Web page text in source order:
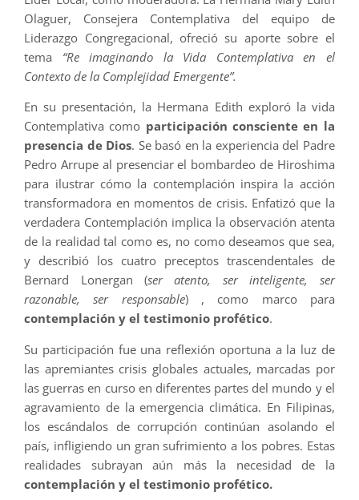
Olaguer, Consejera Contemplativa del equipo de
Liderazgo Congregacional, ofreció su aporte sobre el
tema “Re imaginando la Vida Contemplativa en el
Contexto de la Complejidad Emergente”.
En su presentación, la Hermana Edith exploró la vida
Contemplativa como participación consciente en la
presencia de Dios. Se basó en la experiencia del Padre
Pedro Arrupe al presenciar el bombardeo de Hiroshima
para ilustrar cómo la contemplación inspira la acción
transformadora en momentos de crisis. Enfatizó que la
verdadera Contemplación implica la observación atenta
de la realidad tal como es, no como deseamos que sea,
y describió los cuatro preceptos trascendentales de
Bernard Lonergan (ser atento, ser inteligente, ser
razonable, ser responsable) , como marco para
contemplación y el testimonio profético.
Su participación fue una reflexión oportuna a la luz de
las apremiantes crisis globales actuales, marcadas por
las guerras en curso en diferentes partes del mundo y el
agravamiento de la emergencia climática. En Filipinas,
los escándalos de corrupción continúan asolando el
país, infligiendo un gran sufrimiento a los pobres. Estas
realidades subrayan aún más la necesidad de la
contemplación y el testimonio profético.